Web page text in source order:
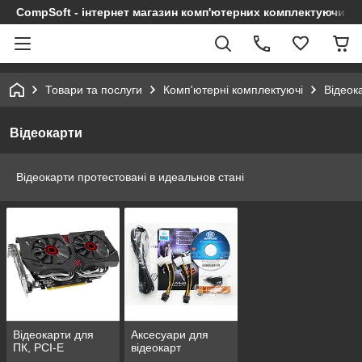
CompSoft - інтернет магазин комп'ютерних комплектуючих
Товари та послуги Комп'ютерні комплектуючі
Відеокарти
Відеокарти протестовані в идеальнов стані
Відеокарти для
ПК, PCI-E
Аксесуари для
відеокарт